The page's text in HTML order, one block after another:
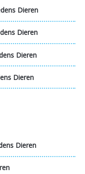
Dieren
Dieren
Dieren
Dieren
Dieren